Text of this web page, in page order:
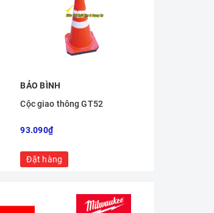
BẢO BÌNH
Cộc giao thông GT52
93.090₫
Đặt hàng